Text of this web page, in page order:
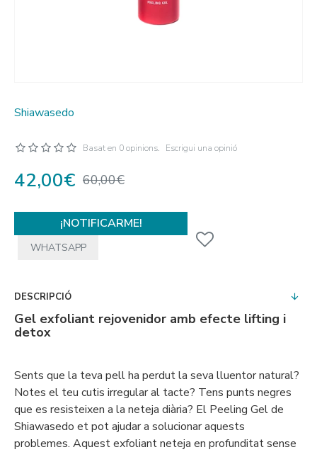
Shiawasedo
Basat en 0 opinions. Escrigui una opinió
42,00€ 60,00€
¡NOTIFICARME!
WHATSAPP
DESCRIPCIÓ
Gel exfoliant rejovenidor amb efecte lifting i
detox
Sents que la teva pell ha perdut la seva lluentor natural?
Notes el teu cutis irregular al tacte? Tens punts negres
que es resisteixen a la neteja diària? El Peeling Gel de
Shiawasedo et pot ajudar a solucionar aquests
problemes. Aquest exfoliant neteja en profunditat sense